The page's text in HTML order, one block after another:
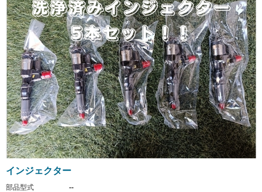
インジェクター
部品型式
--